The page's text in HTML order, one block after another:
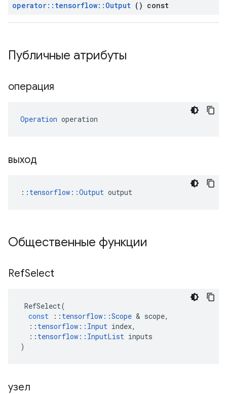
operator:: tensorflow:: Output () const
Публичные атрибуты
операция
Operation operation
выход
:: tensorflow::Output output
Общественные функции
RefSelect
RefSelect(
const
:: tensorflow ::Scope & scope,
:: tensorflow :: Input index,
:: tensorflow :: InputList inputs
)
узел